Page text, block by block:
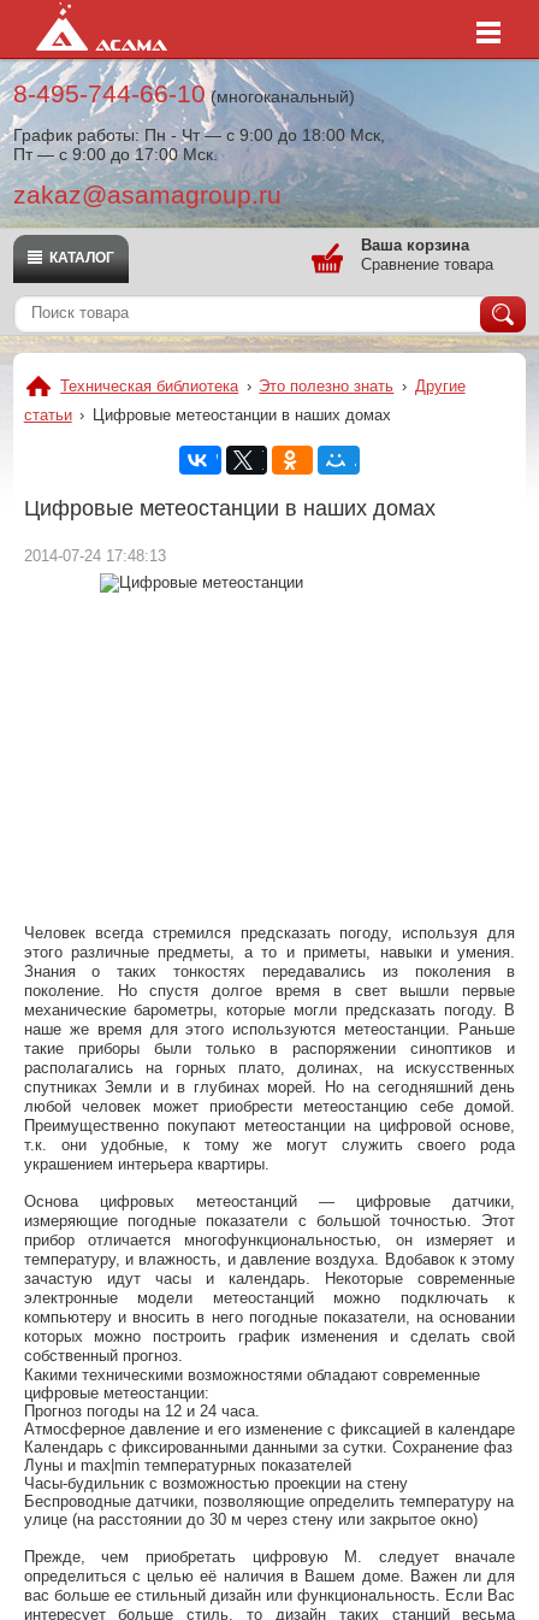
8-495-744-66-10(многоканальный)
График работы: Пн - Чт — с 9:00 до 18:00 Мск,
Пт — с 9:00 до 17:00 Мск.
zakaz@asamagroup.ru
КАТАЛОГ
Ваша корзина
Сравнение товара
Техническая библиотека › Это полезно знать › Другие
статьи › Цифровые метеостанции в наших домах
Цифровые метеостанции в наших домах
2014-07-24 17:48:13
Человек всегда стремился предсказать погоду, используя для
этого различные предметы, а то и приметы, навыки и умения.
Знания о таких тонкостях передавались из поколения в
поколение. Но спустя долгое время в свет вышли первые
механические барометры, которые могли предсказать погоду. В
наше же время для этого используются метеостанции. Раньше
такие приборы были только в распоряжении синоптиков и
располагались на горных плато, долинах, на искусственных
спутниках Земли и в глубинах морей. Но на сегодняшний день
любой человек может приобрести метеостанцию себе домой.
Преимущественно покупают метеостанции на цифровой основе,
т.к. они удобные, к тому же могут служить своего рода
украшением интерьера квартиры.
Основа цифровых метеостанций — цифровые датчики,
измеряющие погодные показатели с большой точностью. Этот
прибор отличается многофункциональностью, он измеряет и
температуру, и влажность, и давление воздуха. Вдобавок к этому
зачастую идут часы и календарь. Некоторые современные
электронные модели метеостанций можно подключать к
компьютеру и вносить в него погодные показатели, на основании
которых можно построить график изменения и сделать свой
собственный прогноз.
Какими техническими возможностями обладают современные
цифровые метеостанции:
Прогноз погоды на 12 и 24 часа.
Атмосферное давление и его изменение с фиксацией в календаре
Календарь с фиксированными данными за сутки. Сохранение фаз
Луны и max|min температурных показателей
Часы-будильник с возможностью проекции на стену
Беспроводные датчики, позволяющие определить температуру на
улице (на расстоянии до 30 м через стену или закрытое окно)
Прежде, чем приобретать цифровую М. следует вначале
определиться с целью её наличия в Вашем доме. Важен ли для
вас больше ее стильный дизайн или функциональность. Если Вас
интересует больше стиль, то дизайн таких станций весьма